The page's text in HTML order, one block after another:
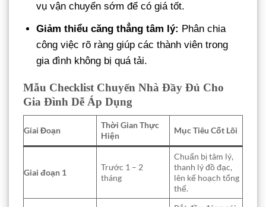
vụ vận chuyển sớm để có giá tốt.
Giảm thiểu căng thẳng tâm lý: Phân chia
công việc rõ ràng giúp các thành viên trong
gia đình không bị quá tải.
Mẫu Checklist Chuyển Nhà Đầy Đủ Cho
Gia Đình Dễ Áp Dụng
Giai Đoạn
Thời Gian Thực
Hiện
Mục Tiêu Cốt Lõi
Giai đoạn 1
Trước 1 – 2
tháng
Chuẩn bị tâm lý,
thanh lý đồ đạc,
lên kế hoạch tổng
thể.